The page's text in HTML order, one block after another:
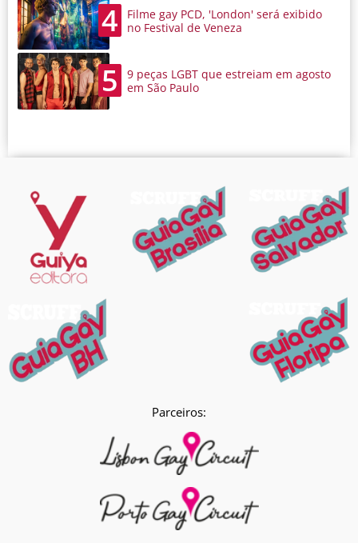
4
Filme gay PCD, 'London' será exibido
no Festival de Veneza
5
9 peças LGBT que estreiam em agosto
em São Paulo
Parceiros: